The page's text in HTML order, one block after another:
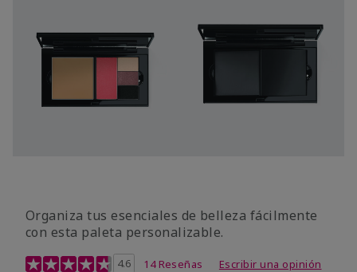
Organiza tus esenciales de belleza fácilmente
con esta paleta personalizable.
Calificación de clientes de 5 de 5
4.6 14 Reseñas Escribir una opinión